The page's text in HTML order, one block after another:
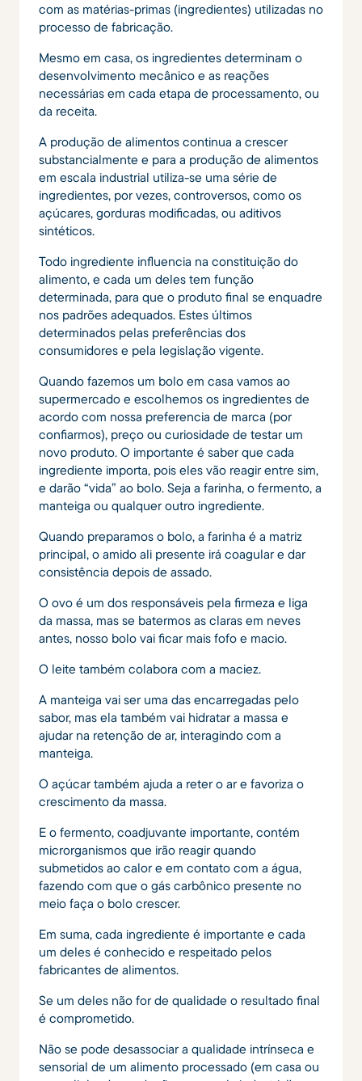
com as matérias-primas (ingredientes) utilizadas no
processo de fabricação.
Mesmo em casa, os ingredientes determinam o
desenvolvimento mecânico e as reações
necessárias em cada etapa de processamento, ou
da receita.
A produção de alimentos continua a crescer
substancialmente e para a produção de alimentos
em escala industrial utiliza-se uma série de
ingredientes, por vezes, controversos, como os
açúcares, gorduras modificadas, ou aditivos
sintéticos.
Todo ingrediente influencia na constituição do
alimento, e cada um deles tem função
determinada, para que o produto final se enquadre
nos padrões adequados. Estes últimos
determinados pelas preferências dos
consumidores e pela legislação vigente.
Quando fazemos um bolo em casa vamos ao
supermercado e escolhemos os ingredientes de
acordo com nossa preferencia de marca (por
confiarmos), preço ou curiosidade de testar um
novo produto. O importante é saber que cada
ingrediente importa, pois eles vão reagir entre sim,
e darão “vida” ao bolo. Seja a farinha, o fermento, a
manteiga ou qualquer outro ingrediente.
Quando preparamos o bolo, a farinha é a matriz
principal, o amido ali presente irá coagular e dar
consistência depois de assado.
O ovo é um dos responsáveis pela firmeza e liga
da massa, mas se batermos as claras em neves
antes, nosso bolo vai ficar mais fofo e macio.
O leite também colabora com a maciez.
A manteiga vai ser uma das encarregadas pelo
sabor, mas ela também vai hidratar a massa e
ajudar na retenção de ar, interagindo com a
manteiga.
O açúcar também ajuda a reter o ar e favoriza o
crescimento da massa.
E o fermento, coadjuvante importante, contém
microrganismos que irão reagir quando
submetidos ao calor e em contato com a água,
fazendo com que o gás carbônico presente no
meio faça o bolo crescer.
Em suma, cada ingrediente é importante e cada
um deles é conhecido e respeitado pelos
fabricantes de alimentos.
Se um deles não for de qualidade o resultado final
é comprometido.
Não se pode desassociar a qualidade intrínseca e
sensorial de um alimento processado (em casa ou